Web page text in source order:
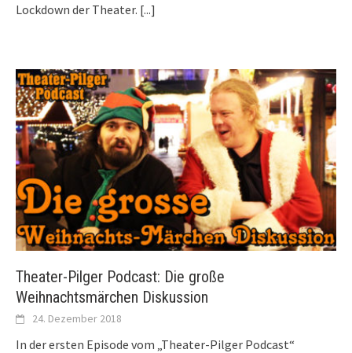
Lockdown der Theater. [...]
Theater-Pilger Podcast: Die große
Weihnachtsmärchen Diskussion
24. Dezember 2018
In der ersten Episode vom „Theater-Pilger Podcast“